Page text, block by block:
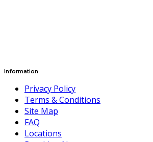
Information
Privacy Policy
Terms & Conditions
Site Map
FAQ
Locations